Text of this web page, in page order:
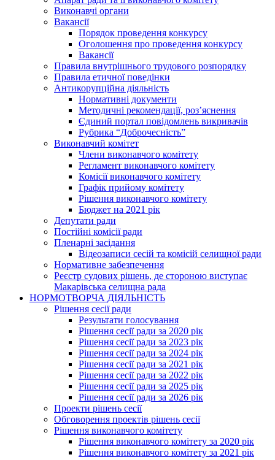
Виконавчі органи
Вакансії
Порядок проведення конкурсу
Оголошення про проведення конкурсу
Вакансії
Правила внутрішнього трудового розпорядку
Правила етичної поведінки
Антикорупційна діяльність
Нормативні документи
Методичні рекомендації, роз’яснення
Єдиний портал повідомлень викривачів
Рубрика “Доброчесність”
Виконавчий комітет
Члени виконавчого комітету
Регламент виконавчого комітету
Комісії виконавчого комітету
Графік прийому комітету
Рішення виконавчого комітету
Бюджет на 2021 рік
Депутати ради
Постійні комісії ради
Пленарні засідання
Відеозаписи сесій та комісій селищної ради
Нормативне забезпечення
Реєстр судових рішень, де стороною виступає
Макарівська селищна рада
НОРМОТВОРЧА ДІЯЛЬНІСТЬ
Рішення сесії ради
Результати голосування
Рішення сесії ради за 2020 рік
Рішення сесії ради за 2023 рік
Рішення сесії ради за 2024 рік
Рішення сесії ради за 2021 рік
Рішення сесії ради за 2022 рік
Рішення сесії ради за 2025 рік
Рішення сесії ради за 2026 рік
Проекти рішень сесії
Обговорення проектів рішень сесії
Рішення виконавчого комітету
Рішення виконавчого комітету за 2020 рік
Рішення виконавчого комітету за 2021 рік